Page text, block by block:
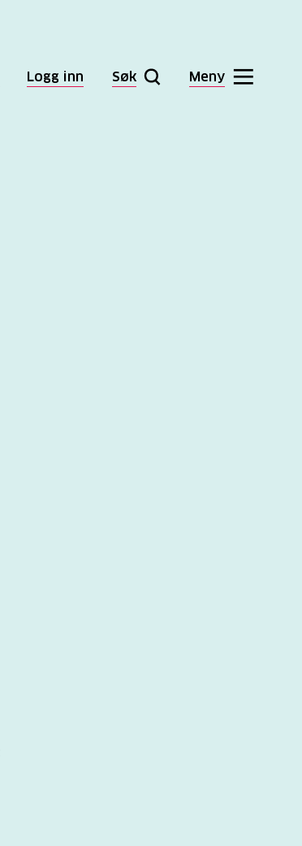
Logg inn Søk Meny